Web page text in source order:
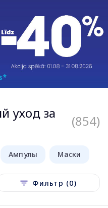
уход за
(854)
Ампулы Маски
Фильтр (0)